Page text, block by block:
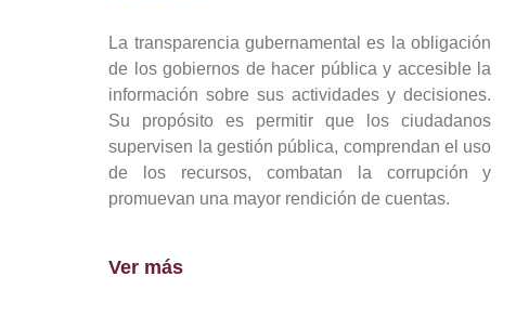
La transparencia gubernamental es la obligación
de los gobiernos de hacer pública y accesible la
información sobre sus actividades y decisiones.
Su propósito es permitir que los ciudadanos
supervisen la gestión pública, comprendan el uso
de los recursos, combatan la corrupción y
promuevan una mayor rendición de cuentas.
Ver más